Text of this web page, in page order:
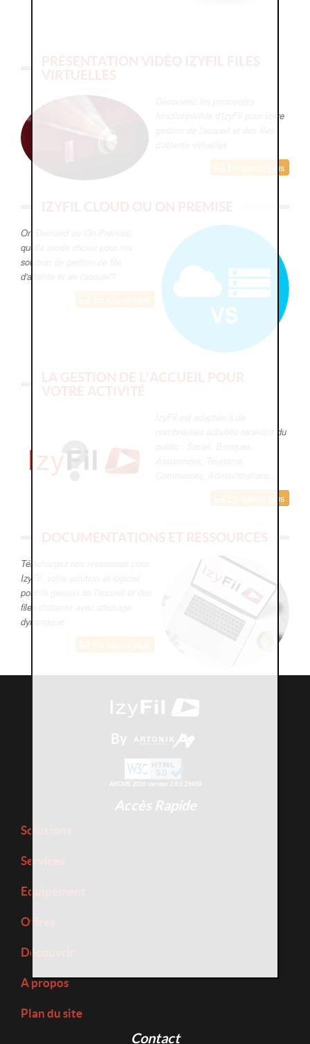
PRÉSENTATION VIDÉO IZYFIL FILES
VIRTUELLES
fonctionnalités d'IzyFil pour votre
En savoir plus
IZYFIL CLOUD OU ON PREMISE
On Demand ou On Premise,
quelle mode choisir pour ma
solution de gestion de file
d'attente et de l'accueil?
LA GESTION DE L'ACCUEIL POUR
VOTRE ACTIVITÉ
nombreuses activités recevant du
En savoir plus
DOCUMENTATIONS ET RESSOURCES
Téléchargez nos ressources pour
IzyFil, votre solution et logiciel
pour la gestion de l'accueil et des
files d'attente avec affichage
dynamique
By
AKCMS 2026 version 2.8.0.23450
Accès Rapide
Solutions
Services
Equipement
Offres
Découvrir
A propos
Plan du site
Contact